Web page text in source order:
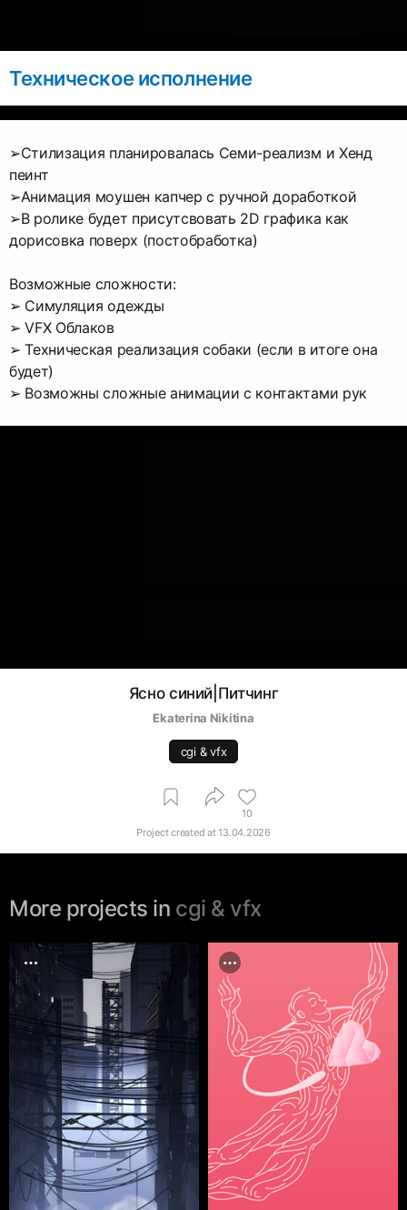
Техническое исполнение
➢Стилизация планировалась Семи-реализм и Хенд
пеинт
➢Анимация моушен капчер с ручной доработкой
➢В ролике будет присутсвовать 2D графика как
дорисовка поверх (постобработка)
Возможные сложности:
➢ Симуляция одежды
➢ VFX Облаков
➢ Техническая реализация собаки (если в итоге она
будет)
➢ Возможны сложные анимации с контактами рук
Ясно синий|Питчинг
Ekaterina Nikitina
cgi & vfx
10
Project created at13.04.2026
More projects in cgi & vfx